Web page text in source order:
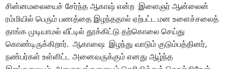
சின்னமலையைச் சேர்ந்த ஆகாஷ் என்ற இளைஞர் ஆன்லைன்
ரம்மியில் பெரும் பணத்தை இழந்ததால் ஏற்பட்ட மன உளைச்சலைத்
தாங்க முடியாமல் வீட்டில் தூக்கிட்டு தற்கொலை செய்து
கொண்டிருக்கிறார். ஆகாஷை இழந்து வாடும் குடும்பத்தினர்,
நண்பர்கள் உள்ளிட்ட அனைவருக்கும் எனது ஆழ்ந்த